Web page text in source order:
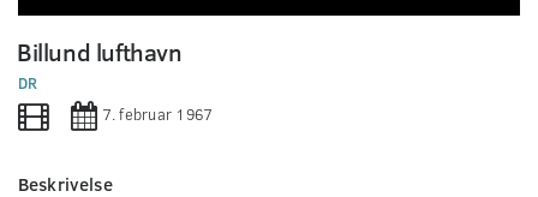
seconds
of
0
seconds
Billund lufthavn
DR
7. februar 1967
Beskrivelse